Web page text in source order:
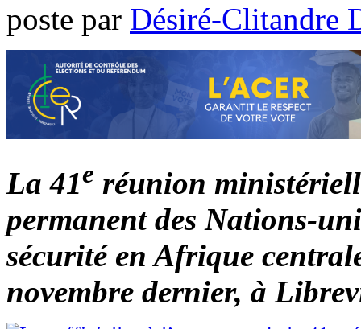
poste par Désiré-Clitandre
La 41e réunion
permanent des Nations-
sécurité en Afrique
novembre dernier, à